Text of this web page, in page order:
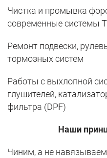
Чистка и промывка
современные системы
Ремонт подвески,
тормозных систем
Работы с выхлопной
глушителей,
фильтра (DPF)
Наши
Чиним, а не